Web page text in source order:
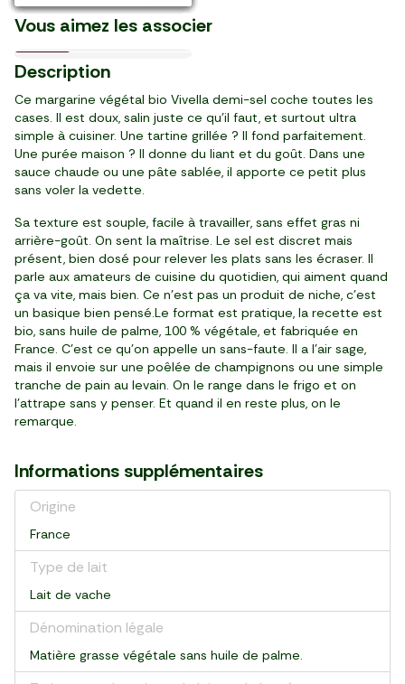
Vous aimez les associer
Le Miel de fleurs
3,29 €
France
1,29 €
breakfast
1,99 €
fruits
2,99 €
Pré-cuit
France
5,50 €
Dordogne
3,19 €
1,79 €
Intensité 8/10
Le Café tacana en capsule
3,29 €
2,09 €
orange sanguine
3,29 €
Nouveau
romana
2,99 €
Description
Ce margarine végétal bio Vivella demi-sel coche toutes les
cases. Il est doux, salin juste ce qu’il faut, et surtout ultra
simple à cuisiner. Une tartine grillée ? Il fond parfaitement.
Une purée maison ? Il donne du liant et du goût. Dans une
sauce chaude ou une pâte sablée, il apporte ce petit plus
sans voler la vedette.
Sa texture est souple, facile à travailler, sans effet gras ni
arrière-goût. On sent la maîtrise. Le sel est discret mais
présent, bien dosé pour relever les plats sans les écraser. Il
parle aux amateurs de cuisine du quotidien, qui aiment quand
ça va vite, mais bien. Ce n’est pas un produit de niche, c’est
un basique bien pensé.Le format est pratique, la recette est
bio, sans huile de palme, 100 % végétale, et fabriquée en
France. C’est ce qu’on appelle un sans-faute. Il a l’air sage,
mais il envoie sur une poêlée de champignons ou une simple
tranche de pain au levain. On le range dans le frigo et on
l’attrape sans y penser. Et quand il en reste plus, on le
remarque.
Informations supplémentaires
Origine
France
Type de lait
Lait de vache
Dénomination légale
Matière grasse végétale sans huile de palme.